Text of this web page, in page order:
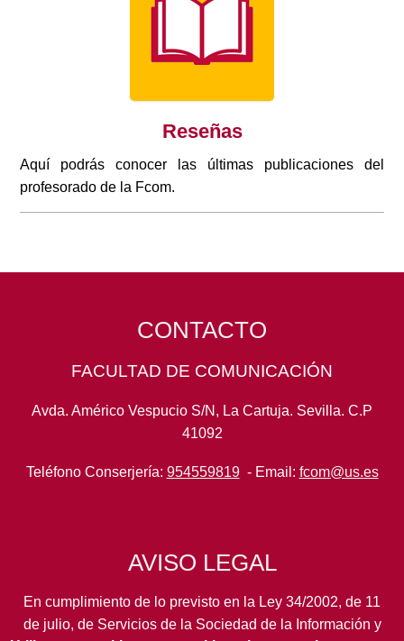
Reseñas
Aquí podrás conocer las últimas publicaciones del
profesorado de la Fcom.
CONTACTO
FACULTAD DE COMUNICACIÓN
Avda. Américo Vespucio S/N, La Cartuja. Sevilla. C.P
41092
Teléfono Conserjería: 954559819- Email: fcom@us.es
AVISO LEGAL
En cumplimiento de lo previsto en la Ley 34/2002, de 11
de julio, de Servicios de la Sociedad de la Información y